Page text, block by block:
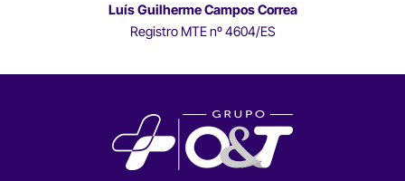
Luís Guilherme Campos Correa
Registro MTE nº 4604/ES